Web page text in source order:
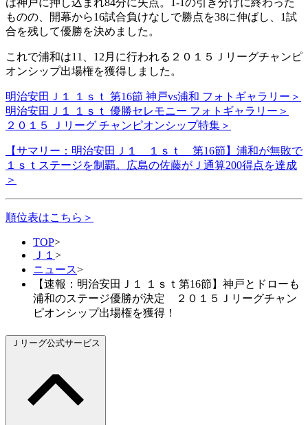
は神戸に押し込まれ84分に失点。1-1の引き分けに終わった
ものの、開幕から16試合負けなしで勝点を38に伸ばし、1試
合を残して優勝を決めました。
これで浦和は11、12月に行われる ２０１５
Ｊリーグチャンピ
オンシップ出場権を獲得しました。
明治安田Ｊ１ １ｓｔ 第16節 神戸vs浦和 フォトギャラリー＞
明治安田Ｊ１ １ｓｔ 優勝セレモニー フォトギャラリー＞
２０１５ Ｊリーグ チャンピオンシップ特集＞
【サマリー：明治安田Ｊ１ １ｓｔ 第16節】浦和が無敗で
１ｓｔステージを制覇。広島の佐藤がＪ通算200得点を達成
＞
順位表はこちら＞
TOP>
Ｊ１ >
ニュース>
【速報：明治安田Ｊ１ １ｓｔ第16節】神戸とドローも
浦和のステージ優勝が決定 ２０１５Ｊリーグチャン
ピオンシップ出場権を獲得！
Ｊリーグ公式サービス